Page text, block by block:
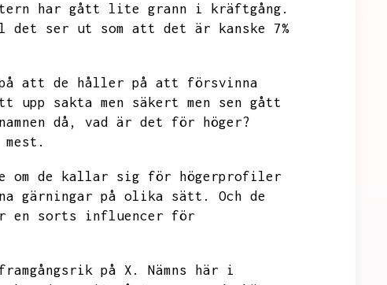
har gått lite grann i kräftgång.
ser ut som att det är kanske 7%
att de håller på att försvinna
upp sakta men säkert men sen gått
då,
vad är det för höger?
om de kallar sig för högerprofiler
gärningar på olika sätt.
Och de
en sorts influencer för
på X.
Nämns här i